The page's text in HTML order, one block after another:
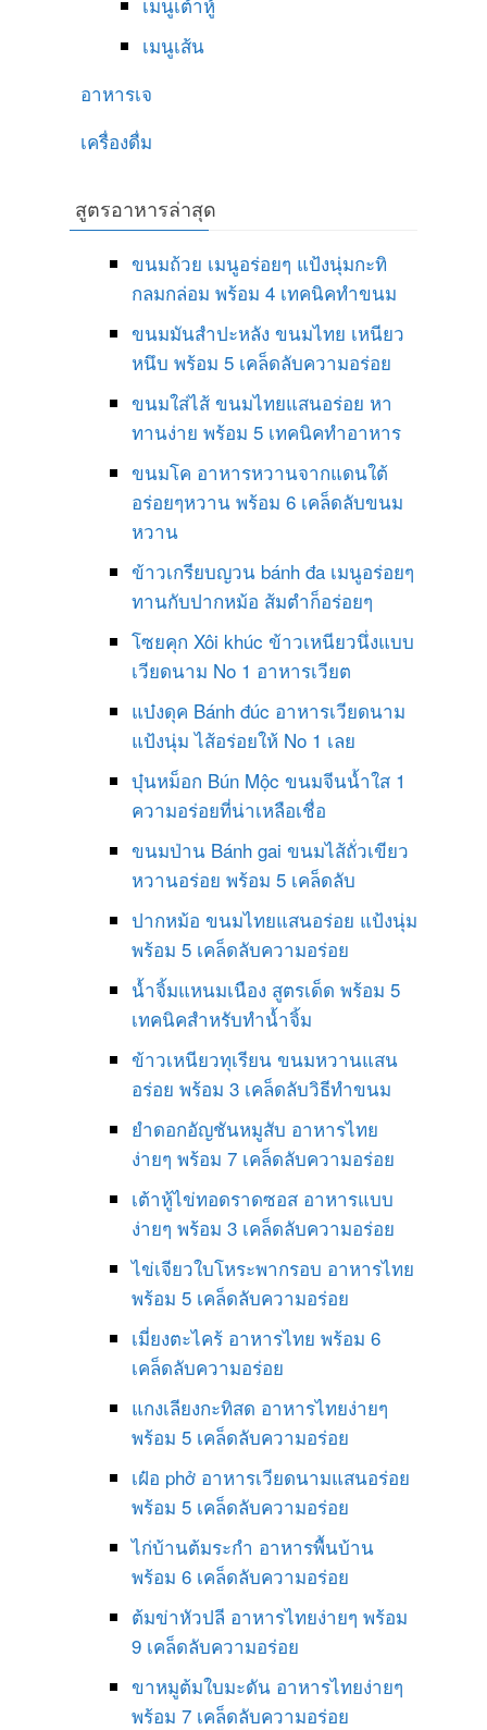
เมนูเส้น
อาหารเจ
เครื่องดื่ม
สูตรอาหารล่าสุด
ขนมถ้วย เมนูอร่อยๆ แป้งนุ่มกะทิ
กลมกล่อม พร้อม 4 เทคนิคทำขนม
ขนมมันสำปะหลัง ขนมไทย เหนียว
หนึบ พร้อม 5 เคล็ดลับความอร่อย
ขนมใส่ไส้ ขนมไทยแสนอร่อย หา
ทานง่าย พร้อม 5 เทคนิคทำอาหาร
ขนมโค อาหารหวานจากแดนใต้
อร่อยๆหวาน พร้อม 6 เคล็ดลับขนม
หวาน
ข้าวเกรียบญวน bánh đa เมนูอร่อยๆ
ทานกับปากหม้อ ส้มตำก็อร่อยๆ
โซยคุก Xôi khúc ข้าวเหนียวนึ่งแบบ
เวียดนาม No 1 อาหารเวียต
แบ๋งดุค Bánh đúc อาหารเวียดนาม
แป้งนุ่ม ไส้อร่อยให้ No 1 เลย
บุ๋นหม็อก Bún Mộc ขนมจีนน้ำใส 1
ความอร่อยที่น่าเหลือเชื่อ
ขนมป่าน Bánh gai ขนมไส้ถั่วเขียว
หวานอร่อย พร้อม 5 เคล็ดลับ
ปากหม้อ ขนมไทยแสนอร่อย แป้งนุ่ม
พร้อม 5 เคล็ดลับความอร่อย
น้ำจิ้มแหนมเนือง สูตรเด็ด พร้อม 5
เทคนิคสำหรับทำน้ำจิ้ม
ข้าวเหนียวทุเรียน ขนมหวานแสน
อร่อย พร้อม 3 เคล็ดลับวิธีทำขนม
ยำดอกอัญชันหมูสับ อาหารไทย
ง่ายๆ พร้อม 7 เคล็ดลับความอร่อย
เต้าหู้ไข่ทอดราดซอส อาหารแบบ
ง่ายๆ พร้อม 3 เคล็ดลับความอร่อย
ไข่เจียวใบโหระพากรอบ อาหารไทย
พร้อม 5 เคล็ดลับความอร่อย
เมี่ยงตะไคร้ อาหารไทย พร้อม 6
เคล็ดลับความอร่อย
แกงเลียงกะทิสด อาหารไทยง่ายๆ
พร้อม 5 เคล็ดลับความอร่อย
เฝ๋อ phở อาหารเวียดนามแสนอร่อย
พร้อม 5 เคล็ดลับความอร่อย
ไก่บ้านต้มระกำ อาหารพื้นบ้าน
พร้อม 6 เคล็ดลับความอร่อย
ต้มข่าหัวปลี อาหารไทยง่ายๆ พร้อม
9 เคล็ดลับความอร่อย
ขาหมูต้มใบมะดัน อาหารไทยง่ายๆ
พร้อม 7 เคล็ดลับความอร่อย